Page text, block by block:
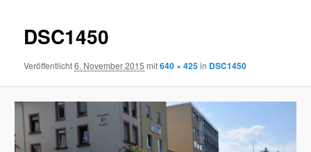
DSC1450
Veröffentlicht6. November 2015 mit640 × 425in DSC1450